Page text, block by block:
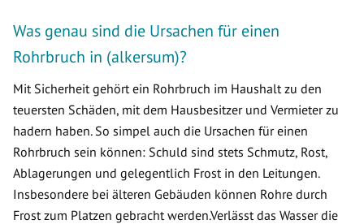
Was genau sind die Ursachen für einen
Rohrbruch in (alkersum)?
Mit Sicherheit gehört ein Rohrbruch im Haushalt zu den
teuersten Schäden, mit dem Hausbesitzer und Vermieter zu
hadern haben. So simpel auch die Ursachen für einen
Rohrbruch sein können: Schuld sind stets Schmutz, Rost,
Ablagerungen und gelegentlich Frost in den Leitungen.
Insbesondere bei älteren Gebäuden können Rohre durch
Frost zum Platzen gebracht werden.Verlässt das Wasser die